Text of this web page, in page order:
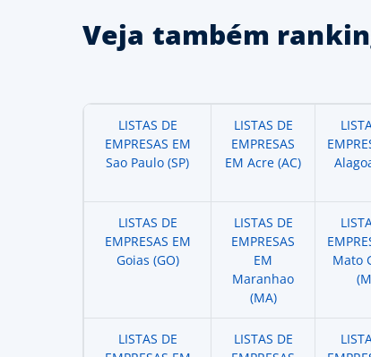
Veja também
LISTAS DE
EMPRESAS EM
Sao Paulo (SP)
LISTAS DE
EMPRESAS
EM Acre (AC)
LISTAS DE
EMPRESAS EM
Goias (GO)
LISTAS DE
EMPRESAS
EM
Maranhao
(MA)
Mato
LISTAS DE
LISTAS DE